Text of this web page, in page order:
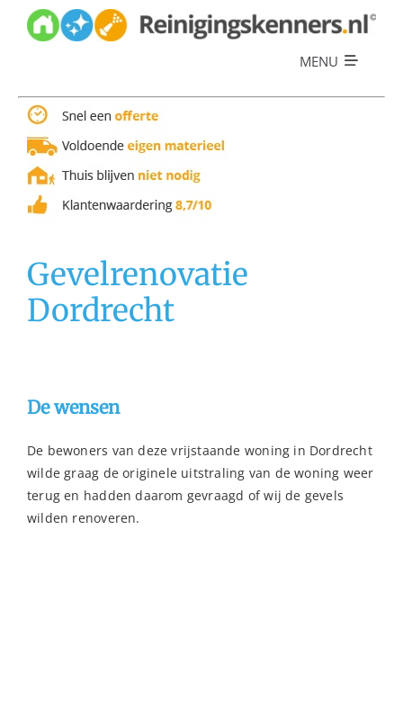
MENU
Diensten
Gevelrenovatie
Dordrecht
De wensen
De bewoners van deze vrijstaande woning in Dordrecht
wilde graag de originele uitstraling van de woning weer
terug en hadden daarom gevraagd of wij de gevels
wilden renoveren.